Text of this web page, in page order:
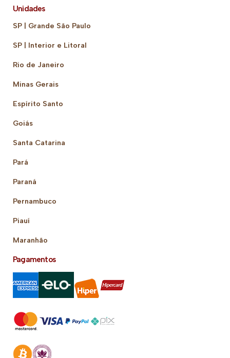
Unidades
SP | Grande São Paulo
SP | Interior e Litoral
Rio de Janeiro
Minas Gerais
Espírito Santo
Goiás
Santa Catarina
Pará
Paraná
Pernambuco
Piauí
Maranhão
Pagamentos